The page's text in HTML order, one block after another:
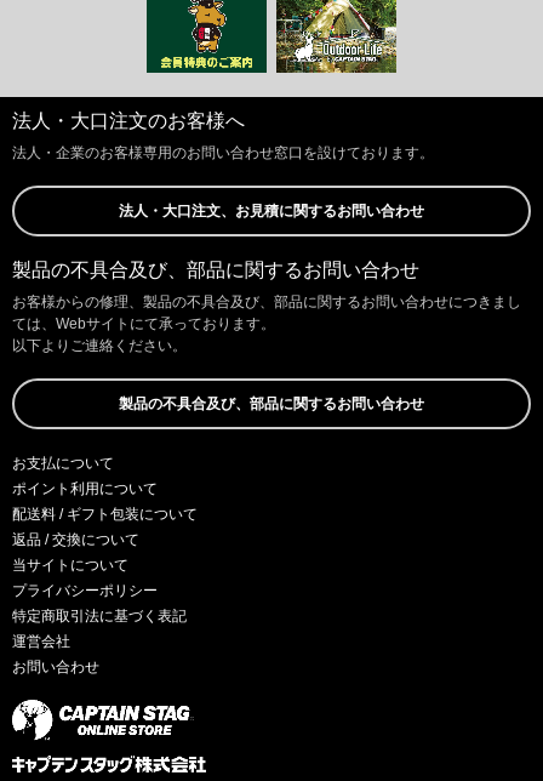
法人・大口注文のお客様へ
法人・企業のお客様専用のお問い合わせ窓口を設けております。
法人・大口注文、お見積に関するお問い合わせ
製品の不具合及び、部品に関するお問い合わせ
お客様からの修理、製品の不具合及び、部品に関するお問い合わせにつきまし
ては、Webサイトにて承っております。
以下よりご連絡ください。
製品の不具合及び、部品に関するお問い合わせ
お支払について
ポイント利用について
配送料 / ギフト包装について
返品 / 交換について
当サイトについて
プライバシーポリシー
特定商取引法に基づく表記
運営会社
お問い合わせ